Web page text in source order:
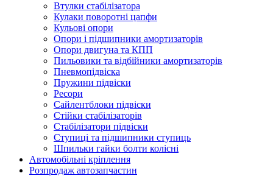
Втулки стабілізатора
Кулаки поворотні цапфи
Кульові опори
Опори і підшипники амортизаторів
Опори двигуна та КПП
Пильовики та відбійники амортизаторів
Пневмопідвіска
Пружини підвіски
Ресори
Сайлентблоки підвіски
Стійки стабілізаторів
Стабілізатори підвіски
Ступиці та підшипники ступиць
Шпильки гайки болти колісні
Автомобільні кріплення
Розпродаж автозапчастин